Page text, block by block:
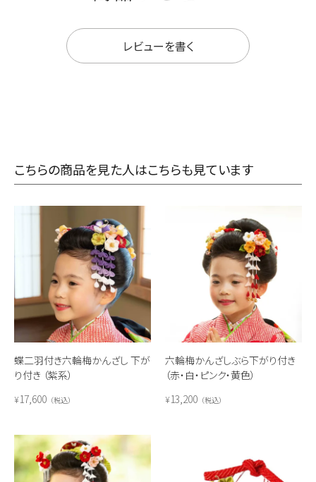
レビューを書く
こちらの商品を見た人はこちらも見ています
蝶二羽付き六輪梅かんざし 下が
り付き （紫系）
¥17,600 税込
六輪梅かんざしぶら下がり付き
（赤・白・ピンク・黄色）
¥13,200 税込